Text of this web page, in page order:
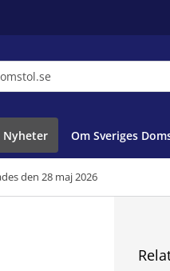
Nyheter Om Sveriges
den 28 maj 2026